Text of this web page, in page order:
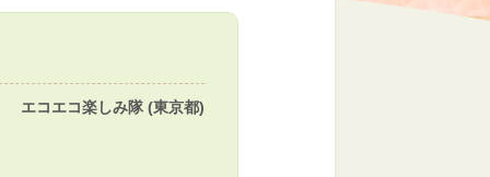
エコエコ楽しみ隊 (東京都)